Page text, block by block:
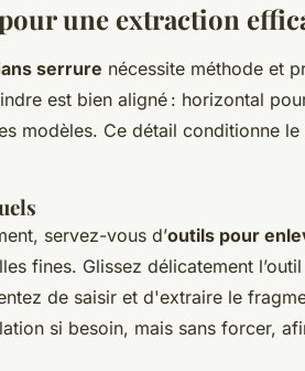
une extraction
serrure nécessite méthode et
est bien aligné : horizontal
modèles. Ce détail conditionne
servez-vous d’outils pour
fines. Glissez délicatement
de saisir et d'extraire le
si besoin, mais sans forcer,